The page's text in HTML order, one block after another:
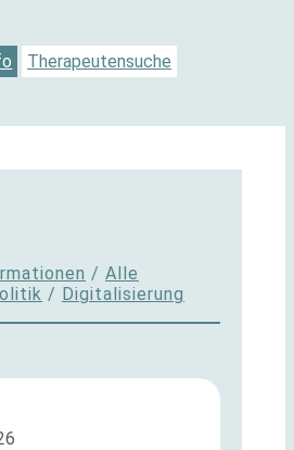
Therapeutensuche
/ Alle
/ Digitalisierung